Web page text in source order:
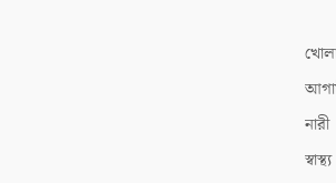
নারী
স্বাস্থ্য